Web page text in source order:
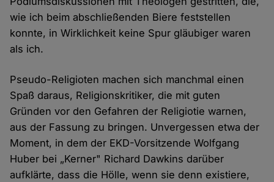
wie ich beim abschließenden Biere feststellen
konnte, in Wirklichkeit keine Spur gläubiger waren
als ich.
Pseudo-Religioten machen sich manchmal einen
Spaß daraus, Religionskritiker, die mit guten
Gründen vor den Gefahren der Religiotie warnen,
aus der Fassung zu bringen. Unvergessen etwa der
Moment, in dem der EKD-Vorsitzende Wolfgang
Huber bei „Kerner" Richard Dawkins darüber
aufklärte, dass die Hölle, wenn sie denn existiere,